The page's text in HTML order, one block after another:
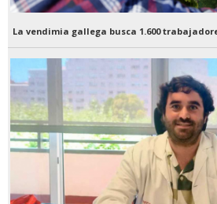
La vendimia gallega busca 1.600